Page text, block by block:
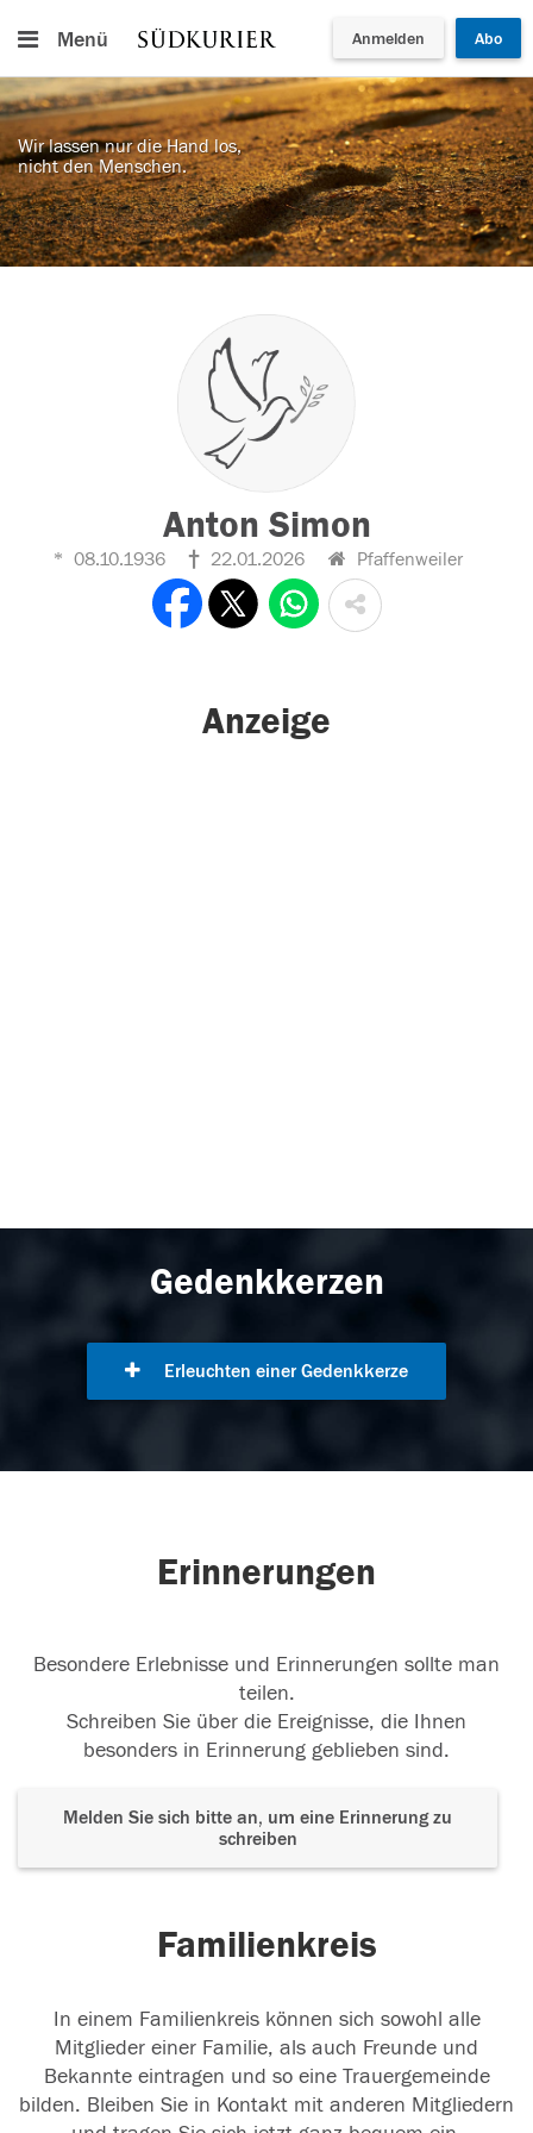
Menü Anmelden Abo
Wir lassen nur die Hand los,
nicht den Menschen.
Anton Simon
08.10.1936 22.01.2026 Pfaffenweiler
Anzeige
Gedenkkerzen
Erleuchten einer Gedenkkerze
Erinnerungen
Besondere Erlebnisse und Erinnerungen sollte man
teilen.
Schreiben Sie über die Ereignisse, die Ihnen
besonders in Erinnerung geblieben sind.
Melden Sie sich bitte an, um eine Erinnerung zu
schreiben
Familienkreis
In einem Familienkreis können sich sowohl alle
Mitglieder einer Familie, als auch Freunde und
Bekannte eintragen und so eine Trauergemeinde
bilden. Bleiben Sie in Kontakt mit anderen Mitgliedern